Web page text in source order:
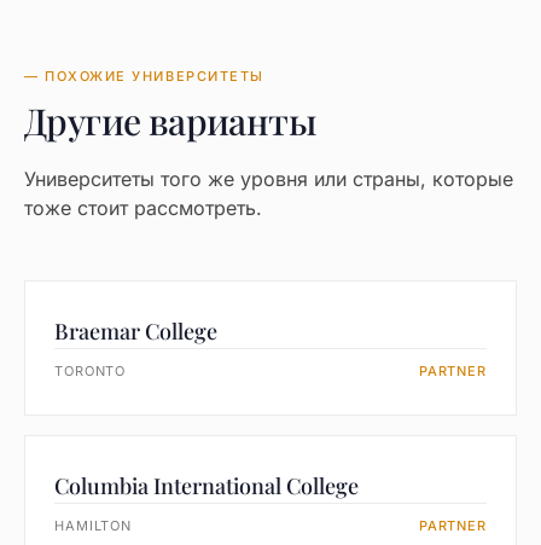
— ПОХОЖИЕ УНИВЕРСИТЕТЫ
Другие варианты
Университеты того же уровня или страны, которые
тоже стоит рассмотреть.
Braemar College
TORONTO PARTNER
Columbia International College
HAMILTON PARTNER